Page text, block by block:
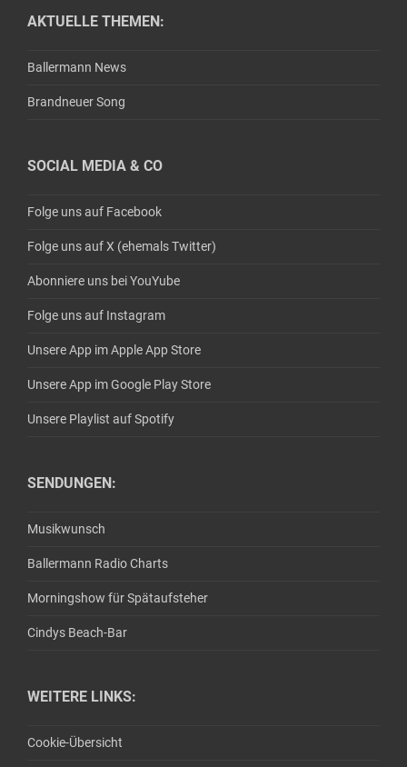
AKTUELLE THEMEN:
Ballermann News
Brandneuer Song
SOCIAL MEDIA & CO
Folge uns auf Facebook
Folge uns auf X (ehemals Twitter)
Abonniere uns bei YouYube
Folge uns auf Instagram
Unsere App im Apple App Store
Unsere App im Google Play Store
Unsere Playlist auf Spotify
SENDUNGEN:
Musikwunsch
Ballermann Radio Charts
Morningshow für Spätaufsteher
Cindys Beach-Bar
WEITERE LINKS:
Cookie-Übersicht